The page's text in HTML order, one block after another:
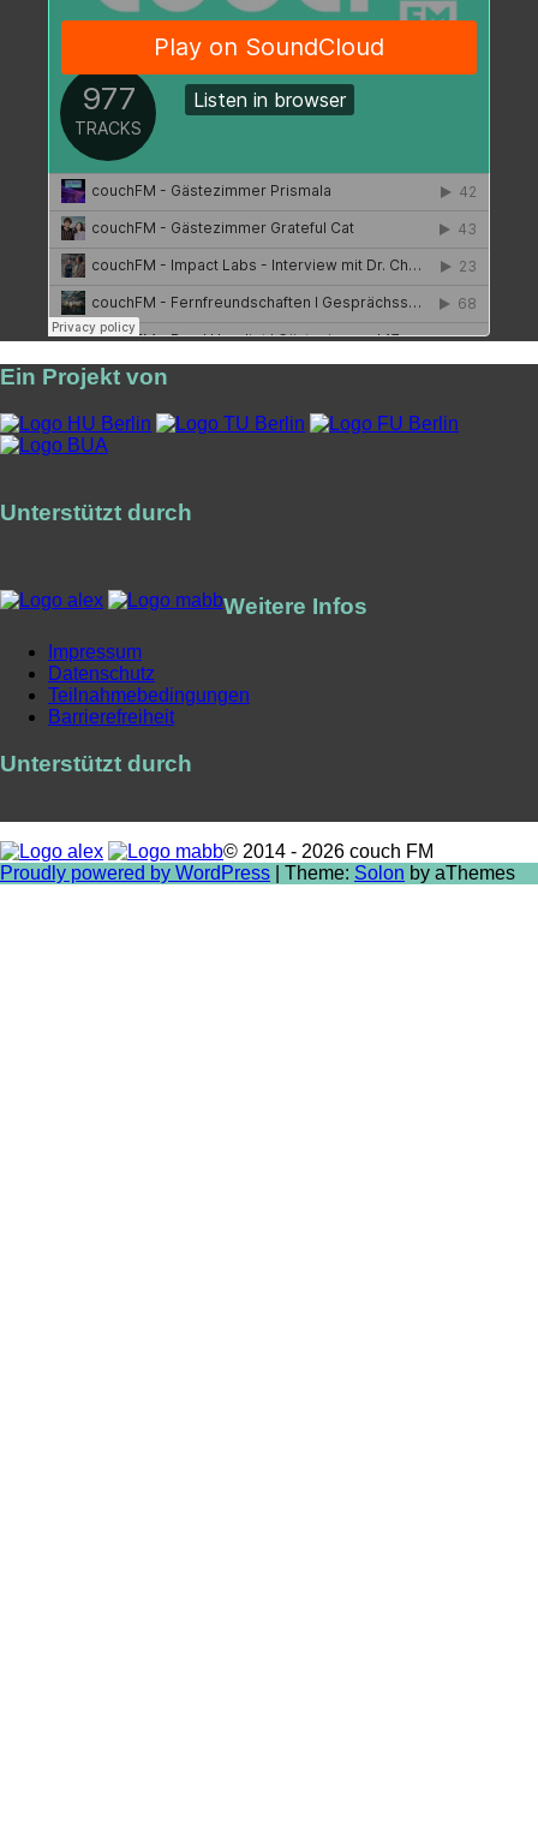
Ein Projekt von
Unterstützt durch
Weitere Infos
Impressum
Datenschutz
Teilnahmebedingungen
Barrierefreiheit
Unterstützt durch
© 2014 - 2026 couch FM
Proudly powered by WordPress
Theme: Solon by aThemes